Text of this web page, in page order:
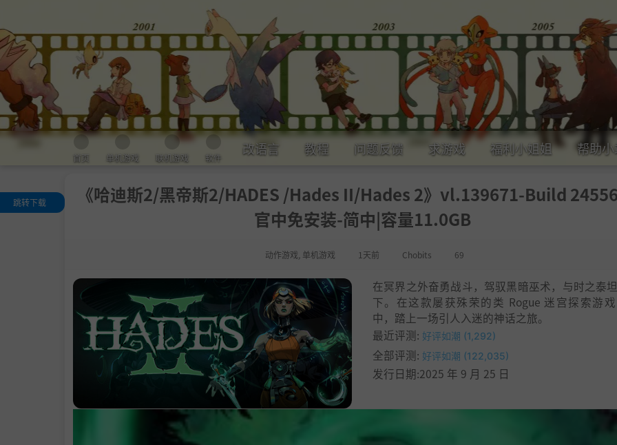
首页 单机游戏 联机游戏 软件
改语言 教程 问题反馈 求游戏 福利小姐姐 帮助
《哈迪斯2/黑帝斯2/HADES /Hades II/Hades 2》vl.139671-Build
官中免安装-简中|容量11.0GB
动作游戏 单机游戏 1天前 Chobits 69
跳转下载
在冥界之外奋勇战斗，驾驭黑暗巫术，与时之泰
下。在这款屡获殊荣的类 Rogue 迷宫探索游
中，踏上一场引人入迷的神话之旅。
最近评测: 好评如潮 (1,292)
全部评测: 好评如潮 (122,035)
发行日期:2025 年 9 月 25 日